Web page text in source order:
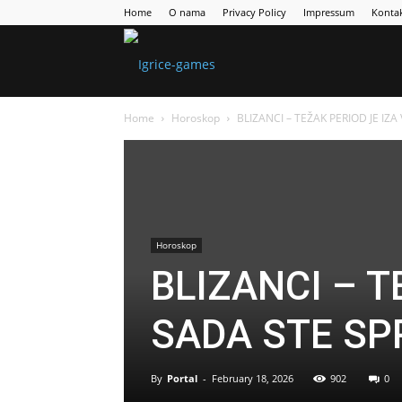
Home O nama Privacy Policy Impressum
Home Horoskop BLIZANCI – TEŽAK PERIOD JE
Horoskop
BLIZANCI –
SADA STE
By Portal - February 18, 2026 902 0